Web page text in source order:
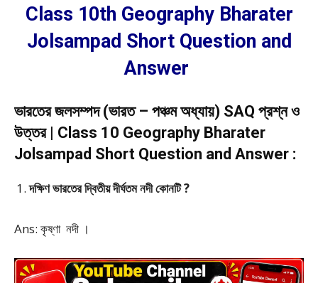
Class 10th Geography Bharater
Jolsampad Short Question and
Answer
ভারতের জলসম্পদ (ভারত – পঞ্চম অধ্যায়) SAQ প্রশ্ন ও
উত্তর | Class 10 Geography Bharater
Jolsampad Short Question and Answer :
দক্ষিণ ভারতের দ্বিতীয় দীর্ঘতম নদী কোনটি ?
Ans: কৃষ্ণা নদী ।